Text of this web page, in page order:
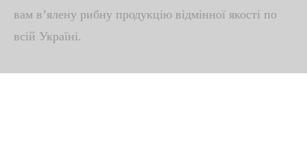
вам в’ялену рибну продукцію відмінної якості по
всій Україні.